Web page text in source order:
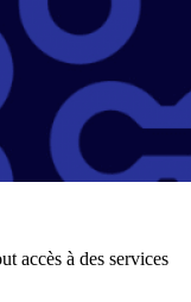
accès à des services